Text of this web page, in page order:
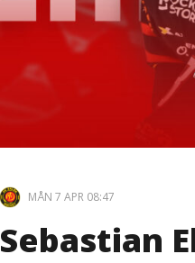
MÅN 7 APR 08:47
Sebastian